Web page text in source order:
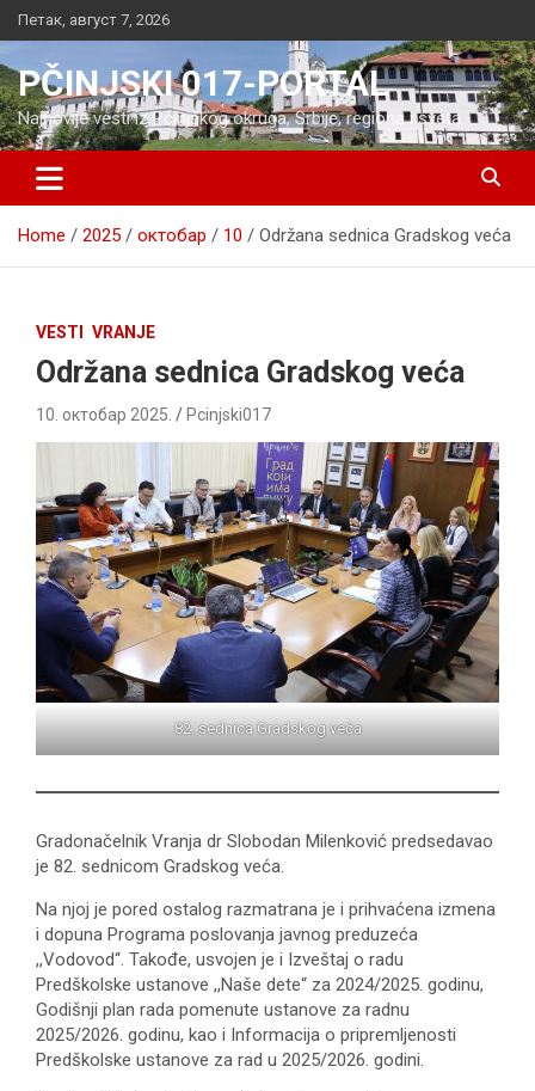
Skip
to
content
Петак, август 7, 2026
PČINJSKI 017-PORTAL
Najnovije vesti iz Pčinjskog okruga, Srbije, regiona i sveta
Home 2025 октобар 10 Održana sednica Gradskog veća
VESTI VRANJE
Održana sednica Gradskog veća
10. октобар 2025. Pcinjski017
82. sednica Gradskog veća
Gradonačelnik Vranja dr Slobodan Milenković predsedavao
je 82. sednicom Gradskog veća.
Na njoj je pored ostalog razmatrana je i prihvaćena izmena
i dopuna Programa poslovanja javnog preduzeća
,,Vodovod“. Takođe, usvojen je i Izveštaj o radu
Predškolske ustanove ,,Naše dete“ za 2024/2025. godinu,
Godišnji plan rada pomenute ustanove za radnu
2025/2026. godinu, kao i Informacija o pripremljenosti
Predškolske ustanove za rad u 2025/2026. godini.